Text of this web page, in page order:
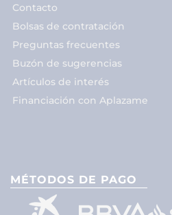
Contacto
Bolsas de contratación
Preguntas frecuentes
Buzón de sugerencias
Artículos de interés
Financiación con Aplazame
MÉTODOS DE PAGO